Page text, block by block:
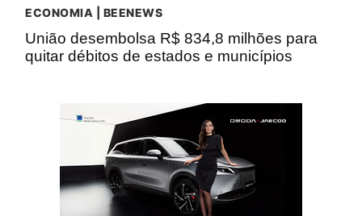
ECONOMIA | BEENEWS
União desembolsa R$ 834,8 milhões para
quitar débitos de estados e municípios